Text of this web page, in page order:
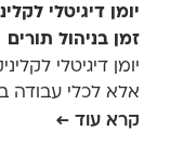
זמן בניהול תורים
יומן דיגיטלי
אלא לכלי עבודה
קרא עוד ←